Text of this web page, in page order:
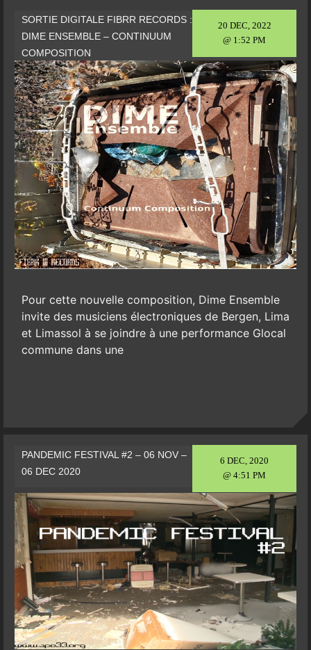
20 DEC, 2022
@ 1:52 PM
SORTIE DIGITALE FIBRR RECORDS :
DIME ENSEMBLE – CONTINUUM
COMPOSITION
Pour cette nouvelle composition, Dime Ensemble
invite des musiciens électroniques de Bergen, Lima
et Limassol à se joindre à une performance Glocal
commune dans une
6 DEC, 2020
@ 4:51 PM
PANDEMIC FESTIVAL #2 – 06 NOV –
06 DEC 2020